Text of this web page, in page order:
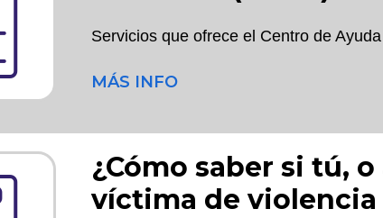
Servicios que ofrece el Centro de
MÁS INFO
¿Cómo saber si tú,
víctima de violencia